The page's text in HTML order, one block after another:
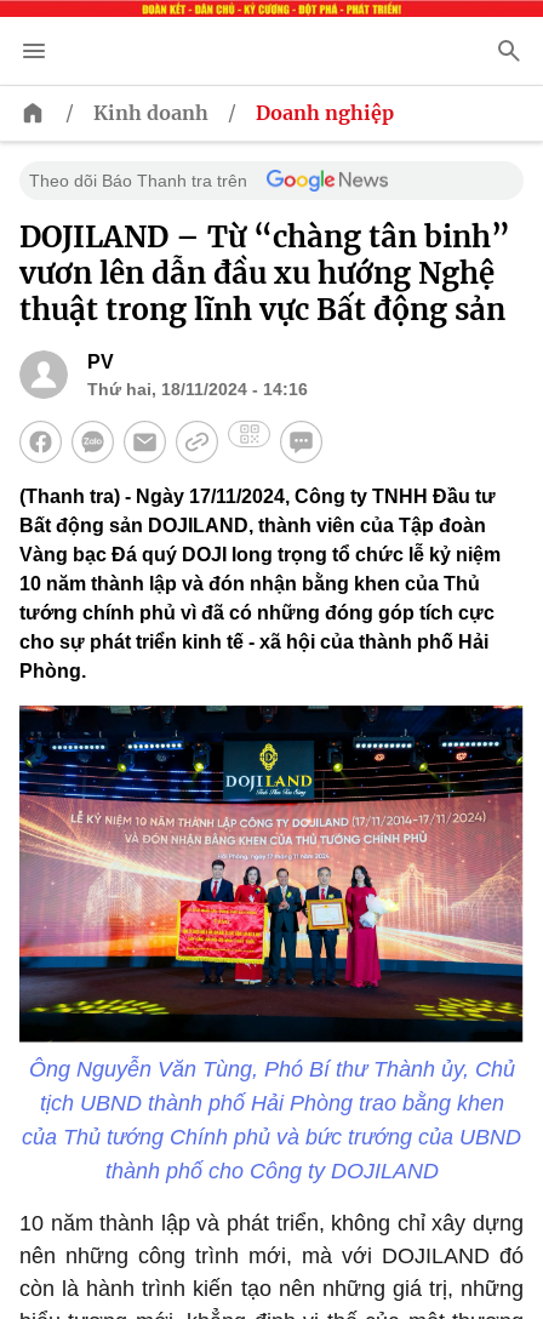
/ Kinh doanh / Doanh nghiệp
Theo dõi Báo Thanh tra trên
DOJILAND – Từ “chàng tân binh”
vươn lên dẫn đầu xu hướng Nghệ
thuật trong lĩnh vực Bất động sản
PV
Thứ hai, 18/11/2024 - 14:16
(Thanh tra) - Ngày 17/11/2024, Công ty TNHH Đầu tư
Bất động sản DOJILAND, thành viên của Tập đoàn
Vàng bạc Đá quý DOJI long trọng tổ chức lễ kỷ niệm
10 năm thành lập và đón nhận bằng khen của Thủ
tướng chính phủ vì đã có những đóng góp tích cực
cho sự phát triển kinh tế - xã hội của thành phố Hải
Phòng.
Ông Nguyễn Văn Tùng, Phó Bí thư Thành ủy, Chủ
tịch UBND thành phố Hải Phòng trao bằng khen
của Thủ tướng Chính phủ và bức trướng của UBND
thành phố cho Công ty DOJILAND
10 năm thành lập và phát triển, không chỉ xây dựng
nên những công trình mới, mà với DOJILAND đó
còn là hành trình kiến tạo nên những giá trị, những